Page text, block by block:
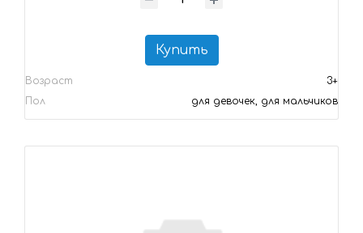
Купить
Возраст
3+
Пол
для девочек, для мальчиков